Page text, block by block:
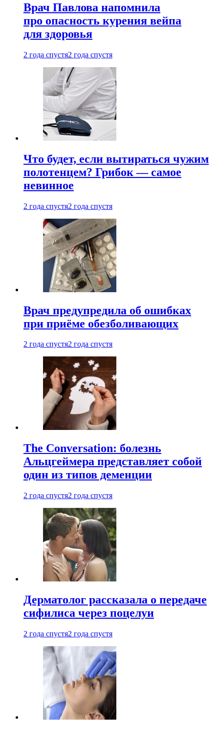
Врач Павлова напомнила
про опасность курения вейпа
для здоровья
2 года спустя2 года спустя
Что будет, если вытираться чужим
полотенцем? Грибок — самое
невинное
2 года спустя2 года спустя
Врач предупредила об ошибках
при приëме обезболивающих
2 года спустя2 года спустя
The Conversation: болезнь
Альцгеймера представляет собой
один из типов деменции
2 года спустя2 года спустя
Дерматолог рассказала о передаче
сифилиса через поцелуи
2 года спустя2 года спустя